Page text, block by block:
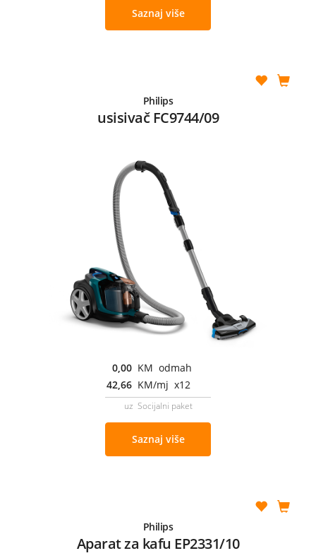
Saznaj više
Philips
usisivač FC9744/09
0,00 KM odmah
42,66 KM/mj x12
uz Socijalni paket
Saznaj više
Philips
Aparat za kafu EP2331/10